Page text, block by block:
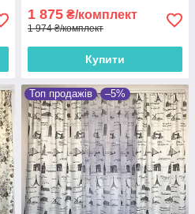
1 875 ₴/комплект
1 974 ₴/комплект
Купити
Топ продажів –5%